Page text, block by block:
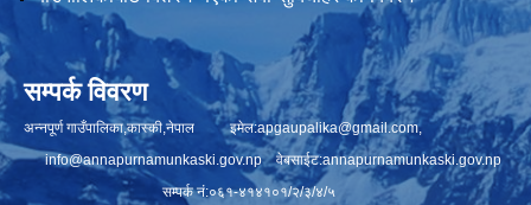
सम्पर्क विवरण
अन्नपूर्ण गाउँपालिका,कास्की,नेपाल इमेल:apgaupalika@gmail.com,
info@annapurnamunkaski.gov.npवेबसाईट:annapurnamunkaski.gov.np
सम्पर्क नं:०६१-४१४१०१/२/३/४/५